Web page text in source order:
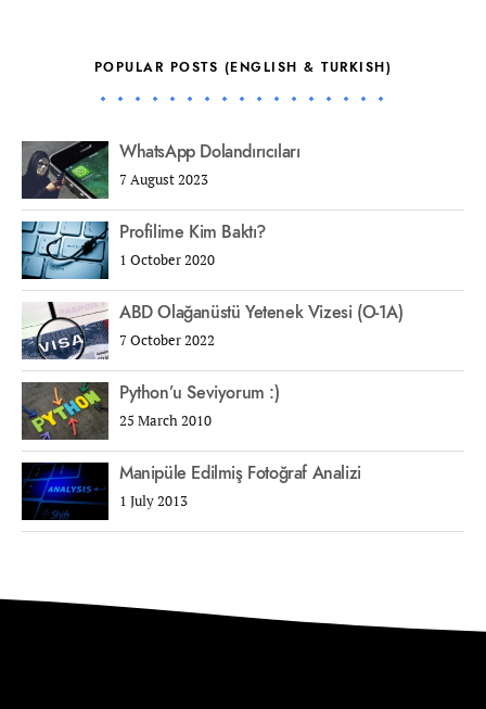
POPULAR POSTS (ENGLISH & TURKISH)
WhatsApp Dolandırıcıları
7 August 2023
Profilime Kim Baktı?
1 October 2020
ABD Olağanüstü Yetenek Vizesi (O-1A)
7 October 2022
Python’u Seviyorum :)
25 March 2010
Manipüle Edilmiş Fotoğraf Analizi
1 July 2013